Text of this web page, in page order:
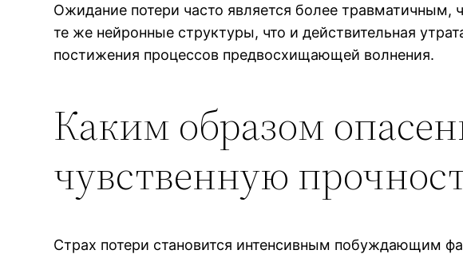
Ожидание потери часто является более
те же нейронные структуры, что и действительная
постижения процессов предвосхищающей волнения.
Каким образом
чувственную
Страх потери становится интенсивным побуждающим